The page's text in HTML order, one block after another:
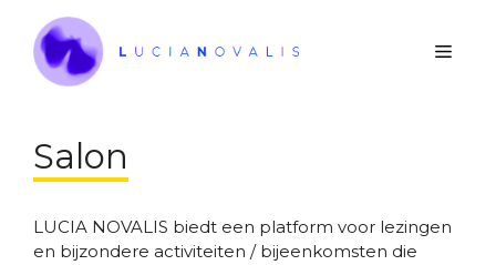
naar
inhoud
Salon
LUCIA NOVALIS biedt een platform voor lezingen
en bijzondere activiteiten / bijeenkomsten die